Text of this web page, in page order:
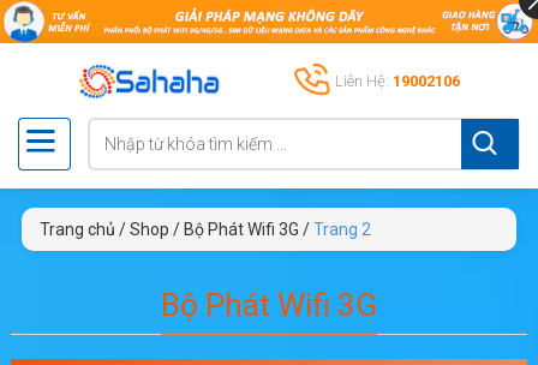
Liên Hệ: 19002106
Trang chủ /Shop / Bộ Phát Wifi 3G /Trang 2
Bộ Phát Wifi 3G